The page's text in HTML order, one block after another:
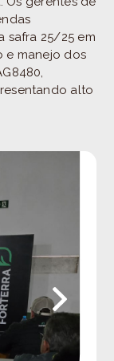
safra 25/25 em
e manejo dos
alto